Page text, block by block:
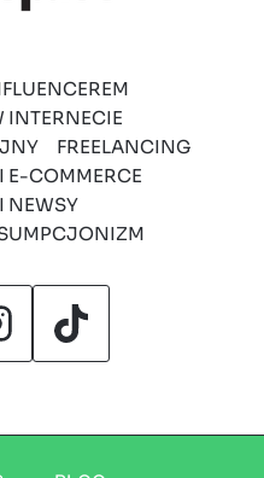
INTERNECIE
FREELANCING
E-COMMERCE
NEWSY